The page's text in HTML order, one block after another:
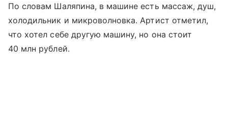
По словам Шаляпина, в машине есть массаж, душ,
холодильник и микроволновка. Артист отметил,
что хотел себе другую машину, но она стоит
40 млн рублей.